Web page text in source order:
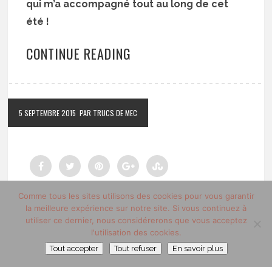
qui m’a accompagné tout au long de cet
été !
CONTINUE READING
5 SEPTEMBRE 2015 PAR TRUCS DE MEC
Comme tous les sites utilisons des cookies pour vous garantir
la meilleure expérience sur notre site. Si vous continuez à
utiliser ce dernier, nous considérerons que vous acceptez
l'utilisation des cookies.
Tout accepter Tout refuser En savoir plus